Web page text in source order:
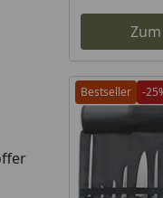
Bestseller -